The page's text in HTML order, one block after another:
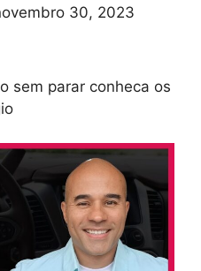
30, 2023
sem parar conheca os